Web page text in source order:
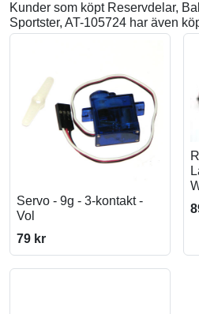
Kunder som köpt Reservdelar,
Sportster, AT-105724 har även
Servo - 9g - 3-kontakt -
Vol
79 kr